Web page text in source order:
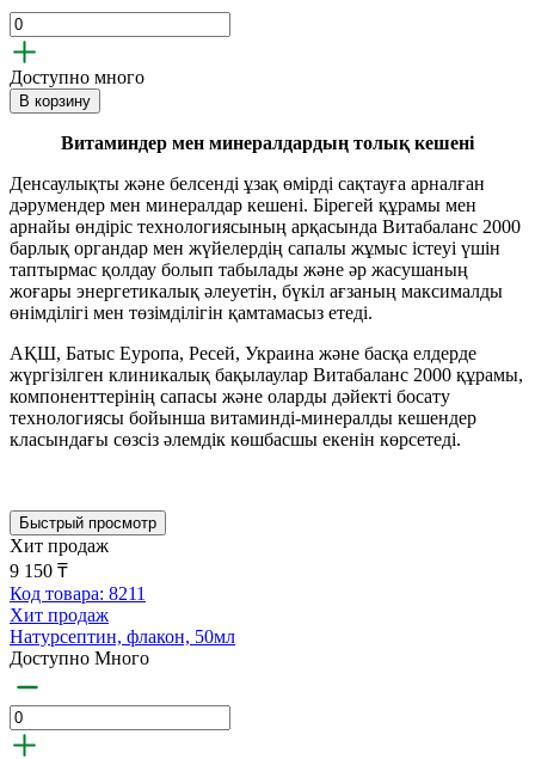
Доступно много
В корзину
Витаминдер мен минералдардың толық кешені
Денсаулықты және белсенді ұзақ өмірді сақтауға арналған
дәрумендер мен минералдар кешені. Бірегей құрамы мен
арнайы өндіріс технологиясының арқасында Витабаланс 2000
барлық органдар мен жүйелердің сапалы жұмыс істеуі үшін
таптырмас қолдау болып табылады және әр жасушаның
жоғары энергетикалық әлеуетін, бүкіл ағзаның максималды
өнімділігі мен төзімділігін қамтамасыз етеді.
АҚШ, Батыс Еуропа, Ресей, Украина және басқа елдерде
жүргізілген клиникалық бақылаулар Витабаланс 2000 құрамы,
компоненттерінің сапасы және оларды дәйекті босату
технологиясы бойынша витаминді-минералды кешендер
класындағы сөзсіз әлемдік көшбасшы екенін көрсетеді.
Быстрый просмотр
Хит продаж
9 150 ₸
Код товара: 8211
Хит продаж
Натурсептин, флакон, 50мл
Доступно Много